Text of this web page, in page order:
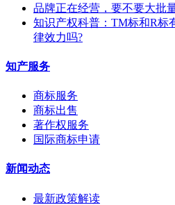
品牌正在经营，要不要大批
知识产权科普：TM标和R标
律效力吗?
知产服务
商标服务
商标出售
著作权服务
国际商标申请
新闻动态
最新政策解读